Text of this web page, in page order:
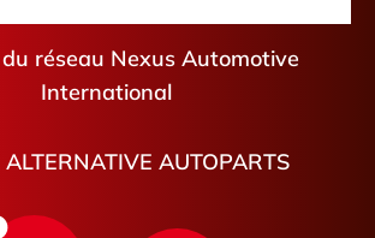
réseau Nexus Automotive
International
ALTERNATIVE AUTOPARTS